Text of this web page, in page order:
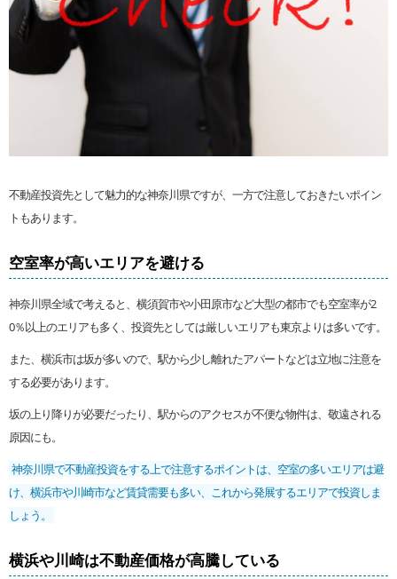
不動産投資先として魅力的な神奈川県ですが、一方で注意しておきたいポイン
トもあります。
空室率が高いエリアを避ける
神奈川県全域で考えると、横須賀市や小田原市など大型の都市でも空室率が2
0％以上のエリアも多く、投資先としては厳しいエリアも東京よりは多いです。
また、横浜市は坂が多いので、駅から少し離れたアパートなどは立地に注意を
する必要があります。
坂の上り降りが必要だったり、駅からのアクセスが不便な物件は、敬遠される
原因にも。
神奈川県で不動産投資をする上で注意するポイントは、空室の多いエリアは避
け、横浜市や川崎市など賃貸需要も多い、これから発展するエリアで投資しま
しょう。
横浜や川崎は不動産価格が高騰している